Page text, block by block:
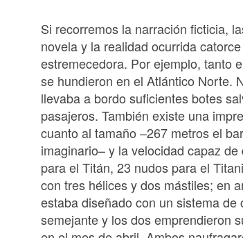
Si recorremos la narración ficticia,
novela y la realidad ocurrida
estremecedora. Por ejemplo, tanto
se hundieron en el Atlántico Norte.
llevaba a bordo suficientes botes
pasajeros. También existe una
cuanto al tamaño –267 metros el
imaginario– y la velocidad capaz
para el Titán, 23 nudos para el
con tres hélices y dos mástiles; en
estaba diseñado con un sistema de
semejante y los dos emprendieron